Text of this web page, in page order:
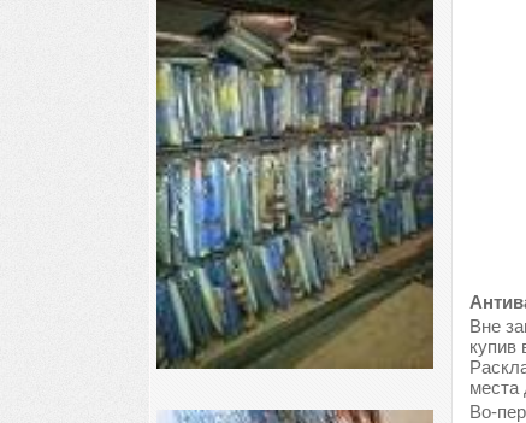
Вне
купив
места
Во-